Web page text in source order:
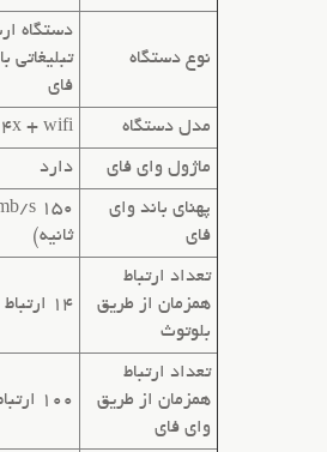
نوع دستگاه
دستگاه
تبلیغاتی
فای
مدل دستگاه + wifi
ماژول وای فای دارد
پهنای باند وای
فای
ثانیه)
تعداد ارتباط
همزمان از طریق
بلوتوث
14 ارتباط
تعداد ارتباط
همزمان از طریق
وای فای
100 ارتباط